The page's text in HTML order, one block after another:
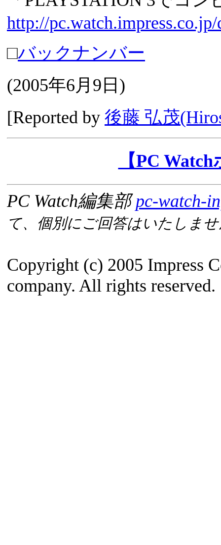
http://
□バックナンバー
(2005年6月9日 )
[Reported by 後藤 弘茂
【PC
PC Watch編集部pc-watch-
て、個別にご回答はいたしま
Copyright (c) 2005 Impress
company. All rights reserved.